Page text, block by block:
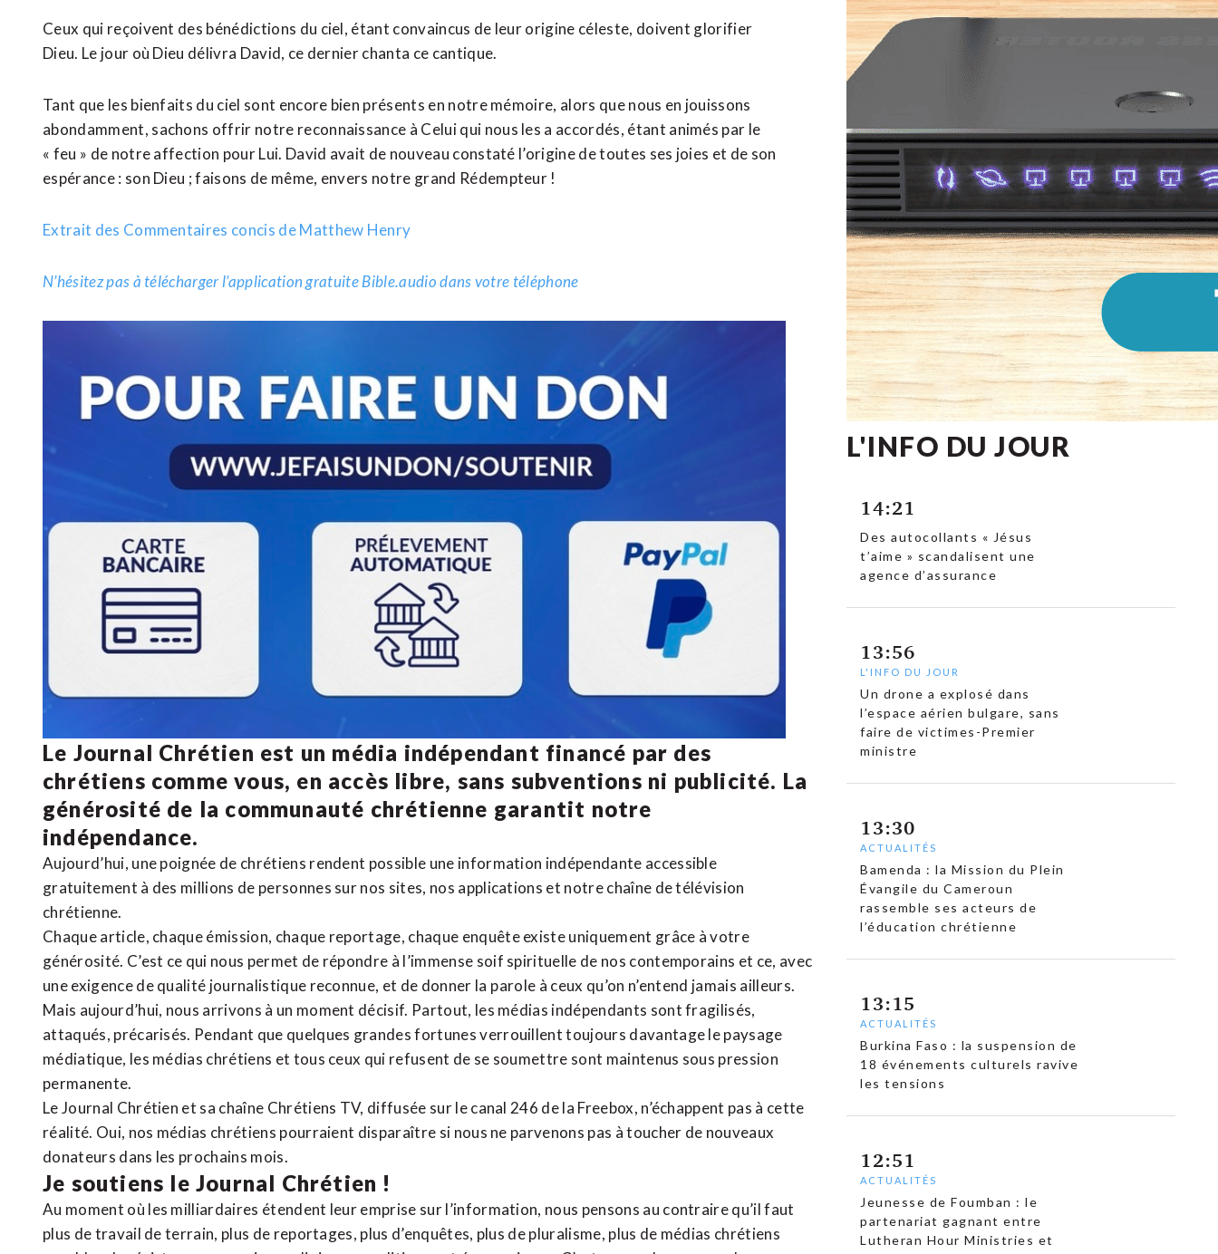
Ceux qui reçoivent des bénédictions du ciel, étant convaincus de leur origine céleste, doivent glorifier
Dieu. Le jour où Dieu délivra David, ce dernier chanta ce cantique.
Tant que les bienfaits du ciel sont encore bien présents en notre mémoire, alors que nous en jouissons
abondamment, sachons offrir notre reconnaissance à Celui qui nous les a accordés, étant animés par le
« feu » de notre affection pour Lui. David avait de nouveau constaté l’origine de toutes ses joies et de son
espérance : son Dieu ; faisons de même, envers notre grand Rédempteur !
Extrait des Commentaires concis de Matthew Henry
N’hésitez pas à télécharger l’application gratuite Bible.audio dans votre téléphone
Le Journal Chrétien est un média indépendant financé par des
chrétiens comme vous, en accès libre, sans subventions ni publicité. La
générosité de la communauté chrétienne garantit notre
indépendance.
Aujourd’hui, une poignée de chrétiens rendent possible une information indépendante accessible
gratuitement à des millions de personnes sur nos sites, nos applications et notrechaîne de télévision
chrétienne.
Chaque article, chaque émission, chaque reportage, chaque enquête existe uniquement grâce à votre
générosité. C’est ce qui nous permet de répondre à l’immense soif spirituelle de nos contemporains et ce, avec
une exigence de qualité journalistique reconnue, et de donner la parole à ceux qu’on n’entend jamais ailleurs.
Mais aujourd’hui, nous arrivons à un moment décisif. Partout, les médias indépendants sont fragilisés,
attaqués, précarisés. Pendant que quelques grandes fortunes verrouillent toujours davantage le paysage
médiatique, les médias chrétiens et tous ceux qui refusent de se soumettre sont maintenus sous pression
permanente.
Le Journal Chrétien et sa chaîne Chrétiens TV, diffusée sur le canal 246 de la Freebox, n’échappent pas à cette
réalité. Oui, nos médias chrétiens pourraient disparaître si nous ne parvenons pas à toucher de nouveaux
donateurs dans les prochains mois.
Je soutiens le Journal Chrétien !
Au moment où les milliardaires étendent leur emprise sur l’information, nous pensons au contraire qu’il faut
plus de travail de terrain, plus de reportages, plus d’enquêtes, plus de pluralisme, plus de médias chrétiens
L'INFO DU JOUR
14:21
Des autocollants « Jésus
t’aime » scandalisent une
agence d’assurance
13:56
L'INFO DU JOUR
Un drone a explosé dans
l’espace aérien bulgare, sans
faire de victimes-Premier
ministre
13:30
ACTUALITÉS
Bamenda : la Mission du Plein
Évangile du Cameroun
rassemble ses acteurs de
l’éducation chrétienne
13:15
ACTUALITÉS
Burkina Faso : la suspension de
18 événements culturels ravive
les tensions
12:51
ACTUALITÉS
Jeunesse de Foumban : le
partenariat gagnant entre
Lutheran Hour Ministries et